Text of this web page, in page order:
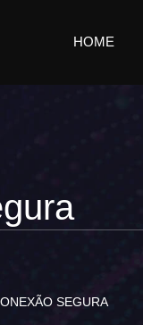
HOME
SEGURA